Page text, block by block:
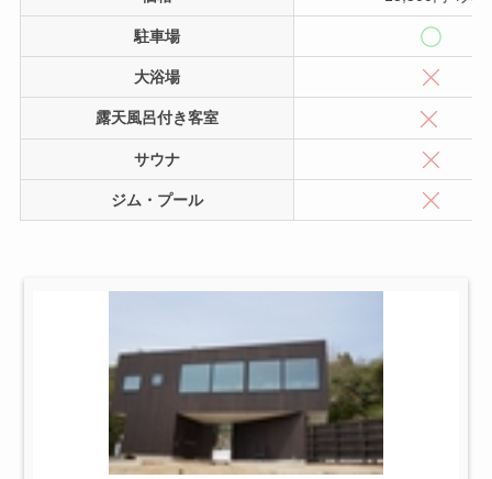
駐車場
大浴場
露天風呂付き客室
サウナ
ジム・プール